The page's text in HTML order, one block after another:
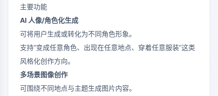
主要功能
AI 人像/角色化生成
可将用户生成或转化为不同角色形象。
支持“变成任意角色、出现在任意地点、穿着任意服装”这类
风格化创作方向。
多场景图像创作
可围绕不同地点与主题生成图片内容。